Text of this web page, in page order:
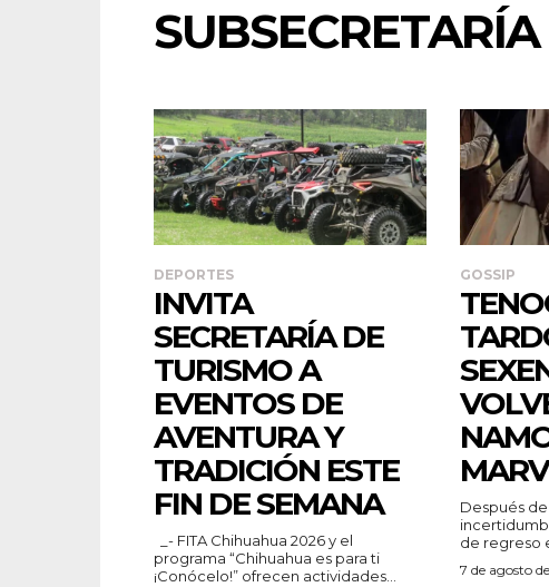
DEPORTES
INVITA
SECRETARÍA DE
TURISMO A
EVENTOS DE
AVENTURA Y
TRADICIÓN ESTE
FIN DE SEMANA
programa “Chihuahua es para ti
¡Conócelo!” ofrecen actividades...
GOSSIP
Después
de regreso
7 de agosto